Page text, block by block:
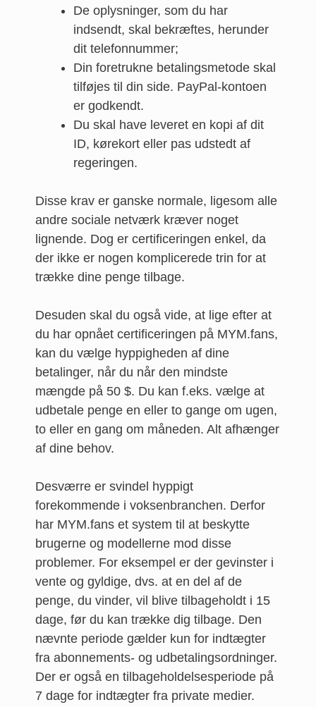
De oplysninger, som du har
indsendt, skal bekræftes, herunder
dit telefonnummer;
Din foretrukne betalingsmetode skal
tilføjes til din side. PayPal-kontoen
er godkendt.
Du skal have leveret en kopi af dit
ID, kørekort eller pas udstedt af
regeringen.
Disse krav er ganske normale, ligesom alle
andre sociale netværk kræver noget
lignende. Dog er certificeringen enkel, da
der ikke er nogen komplicerede trin for at
trække dine penge tilbage.
Desuden skal du også vide, at lige efter at
du har opnået certificeringen på MYM.fans,
kan du vælge hyppigheden af dine
betalinger, når du når den mindste
mængde på 50 $. Du kan f.eks. vælge at
udbetale penge en eller to gange om ugen,
to eller en gang om måneden. Alt afhænger
af dine behov.
Desværre er svindel hyppigt
forekommende i voksenbranchen. Derfor
har MYM.fans et system til at beskytte
brugerne og modellerne mod disse
problemer. For eksempel er der gevinster i
vente og gyldige, dvs. at en del af de
penge, du vinder, vil blive tilbageholdt i 15
dage, før du kan trække dig tilbage. Den
nævnte periode gælder kun for indtægter
fra abonnements- og udbetalingsordninger.
Der er også en tilbageholdelsesperiode på
7 dage for indtægter fra private medier.